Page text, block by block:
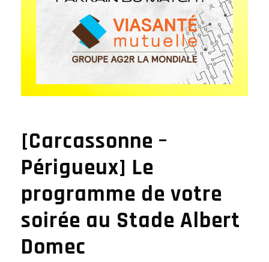
[Carcassonne –
Périgueux] Le
programme de votre
soirée au Stade Albert
Domec